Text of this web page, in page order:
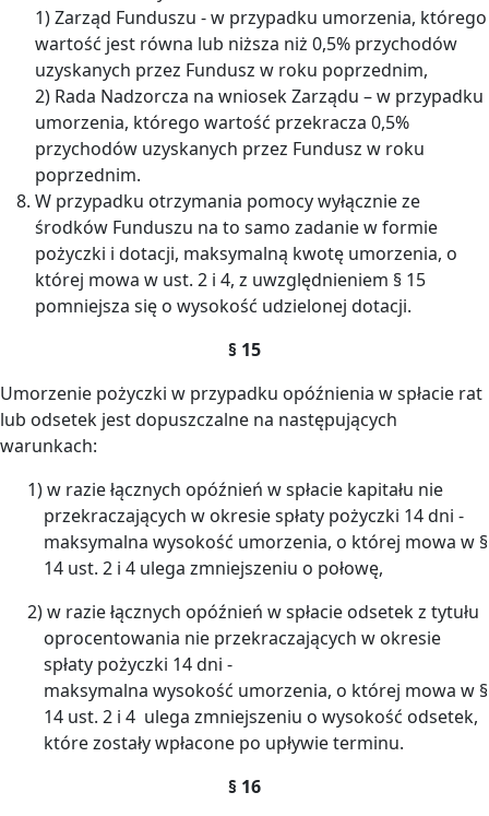
1) Zarząd Funduszu - w przypadku umorzenia, którego
wartość jest równa lub niższa niż 0,5% przychodów
uzyskanych przez Fundusz w roku poprzednim,
2) Rada Nadzorcza na wniosek Zarządu – w przypadku
umorzenia, którego wartość przekracza 0,5%
przychodów uzyskanych przez Fundusz w roku
poprzednim.
W przypadku otrzymania pomocy wyłącznie ze
środków Funduszu na to samo zadanie w formie
pożyczki i dotacji, maksymalną kwotę umorzenia, o
której mowa w ust. 2 i 4, z uwzględnieniem § 15
pomniejsza się o wysokość udzielonej dotacji.
§ 15
Umorzenie pożyczki w przypadku opóźnienia w spłacie rat
lub odsetek jest dopuszczalne na następujących
warunkach:
1) w razie łącznych opóźnień w spłacie kapitału nie
przekraczających w okresie spłaty pożyczki 14 dni -
maksymalna wysokość umorzenia, o której mowa w §
14 ust. 2 i 4 ulega zmniejszeniu o połowę,
2) w razie łącznych opóźnień w spłacie odsetek z tytułu
oprocentowania nie przekraczających w okresie
spłaty pożyczki 14 dni -
maksymalna wysokość umorzenia, o której mowa w §
14 ust. 2 i 4 ulega zmniejszeniu o wysokość odsetek,
które zostały wpłacone po upływie terminu.
§ 16